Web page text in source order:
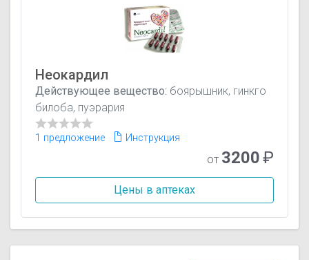
Неокардил
Действующее вещество: боярышник, гинкго
билоба, пуэрария
1 предложение Инструкция
от 3200₽
Цены в аптеках